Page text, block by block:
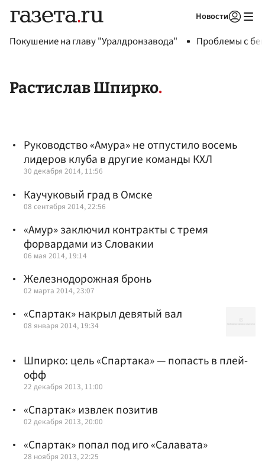
Новости
Покушение на главу "Уралдронзавода" Проблемы с
Растислав Шпирко
Руководство «Амура» не отпустило восемь
лидеров клуба в другие команды КХЛ
30 декабря 2014, 11:56
Каучуковый град в Омске
08 сентября 2014, 22:56
«Амур» заключил контракты с тремя
форвардами из Словакии
06 мая 2014, 19:14
Железнодорожная бронь
02 марта 2014, 23:07
«Спартак» накрыл девятый вал
08 января 2014, 19:34
Шпирко: цель «Спартака» — попасть в плей-
офф
22 декабря 2013, 11:00
«Спартак» извлек позитив
02 декабря 2013, 20:00
«Спартак» попал под иго «Салавата»
28 ноября 2013, 22:25